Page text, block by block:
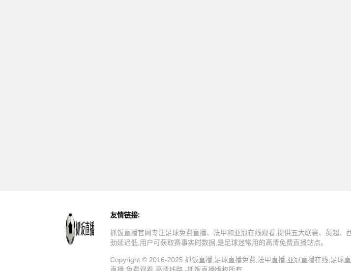
友情链接:
抓饭直播官网专注足球免费直播、法甲和亚冠在线观看,提供五大联赛、英超
劲延迟低,用户可获取赛事实时数据,是足球迷常用的高清免费直播站点。
Copyright © 2016-2025 抓饭直播,足球直播免费,法甲直播,亚冠直播在线,足球